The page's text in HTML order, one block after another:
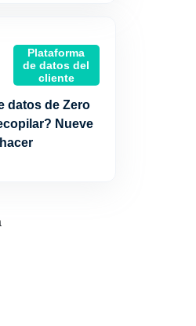
Plataforma
de datos del
cliente
datos de Zero
Nueve